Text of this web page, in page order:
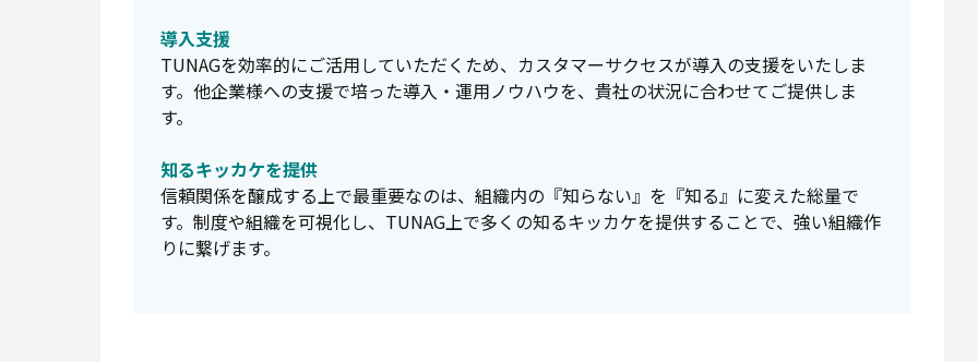
導入支援
TUNAGを効率的にご活用していただくため、カスタマーサクセスが導入の支援をいたしま
す。他企業様への支援で培った導入・運用ノウハウを、貴社の状況に合わせてご提供しま
す。
知るキッカケを提供
信頼関係を醸成する上で最重要なのは、組織内の『知らない』を『知る』に変えた総量で
す。制度や組織を可視化し、TUNAG上で多くの知るキッカケを提供することで、強い組織作
りに繋げます。